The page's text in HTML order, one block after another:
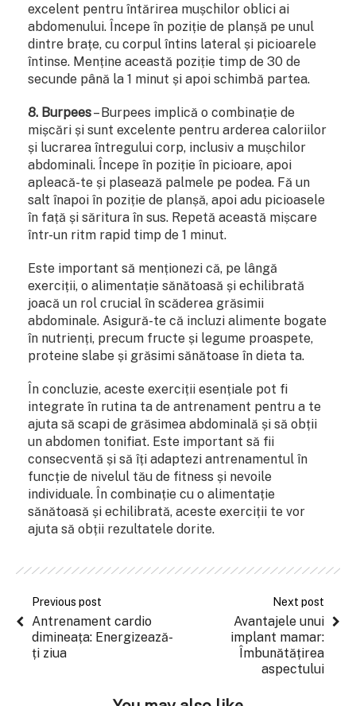
excelent pentru întărirea mușchilor oblici ai
abdomenului. Începe în poziție de planșă pe unul
dintre brațe, cu corpul întins lateral și picioarele
întinse. Menține această poziție timp de 30 de
secunde până la 1 minut și apoi schimbă partea.
8. Burpees– Burpees implică o combinație de
mișcări și sunt excelente pentru arderea caloriilor
și lucrarea întregului corp, inclusiv a mușchilor
abdominali. Începe în poziție în picioare, apoi
apleacă-te și plasează palmele pe podea. Fă un
salt înapoi în poziție de planșă, apoi adu picioasele
în față și săritura în sus. Repetă această mișcare
într-un ritm rapid timp de 1 minut.
Este important să menționezi că, pe lângă
exerciții, o alimentație sănătoasă și echilibrată
joacă un rol crucial în scăderea grăsimii
abdominale. Asigură-te că incluzi alimente bogate
în nutrienți, precum fructe și legume proaspete,
proteine slabe și grăsimi sănătoase în dieta ta.
În concluzie, aceste exerciții esențiale pot fi
integrate în rutina ta de antrenament pentru a te
ajuta să scapi de grăsimea abdominală și să obții
un abdomen tonifiat. Este important să fii
consecventă și să îți adaptezi antrenamentul în
funcție de nivelul tău de fitness și nevoile
individuale. În combinație cu o alimentație
sănătoasă și echilibrată, aceste exerciții te vor
ajuta să obții rezultatele dorite.
Previous post
Antrenament cardio
dimineața: Energizează-
ți ziua
Next post
Avantajele unui
implant mamar:
Îmbunătățirea
aspectului